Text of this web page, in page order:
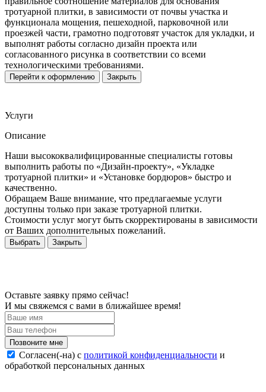
тротуарной плитки, в зависимости от почвы участка и
функционала мощения, пешеходной, парковочной или
проезжей части, грамотно подготовят участок для укладки, и
выполнят работы согласно дизайн проекта или
согласованного рисунка в соответствии со всеми
технологическими требованиями.
Перейти к оформлению Закрыть
Услуги
Описание
Наши высококвалифицированные специалисты готовы
выполнить работы по «Дизайн-проекту», «Укладке
тротуарной плитки» и «Установке бордюров» быстро и
качественно.
Обращаем Ваше внимание, что предлагаемые услуги
доступны только при заказе тротуарной плитки.
Стоимости услуг могут быть скорректированы в зависимости
от Ваших дополнительных пожеланий.
Выбрать Закрыть
Оставьте заявку прямо сейчас!
И мы свяжемся с вами в ближайшее время!
Согласен(-на) c политикой конфиденциальности и
обработкой персональных данных